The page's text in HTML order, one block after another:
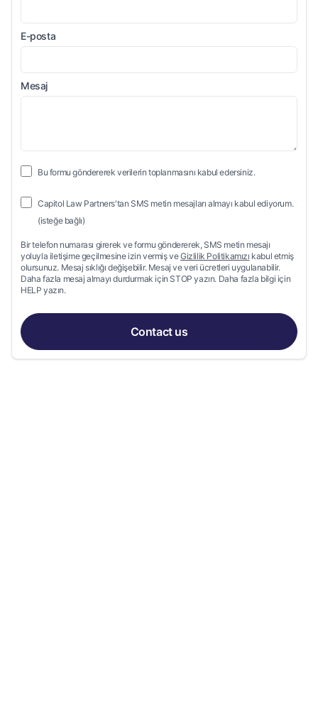
E-posta
Mesaj
Bu formu göndererek verilerin toplanmasını kabul edersiniz.
Capitol Law Partners'tan SMS metin mesajları almayı kabul ediyorum.
(isteğe bağlı)
Bir telefon numarası girerek ve formu göndererek, SMS metin mesajı
yoluyla iletişime geçilmesine izin vermiş veGizlilik Politikamızı kabul etmiş
olursunuz. Mesaj sıklığı değişebilir. Mesaj ve veri ücretleri uygulanabilir.
Daha fazla mesaj almayı durdurmak için STOP yazın. Daha fazla bilgi için
HELP yazın.
Contact us